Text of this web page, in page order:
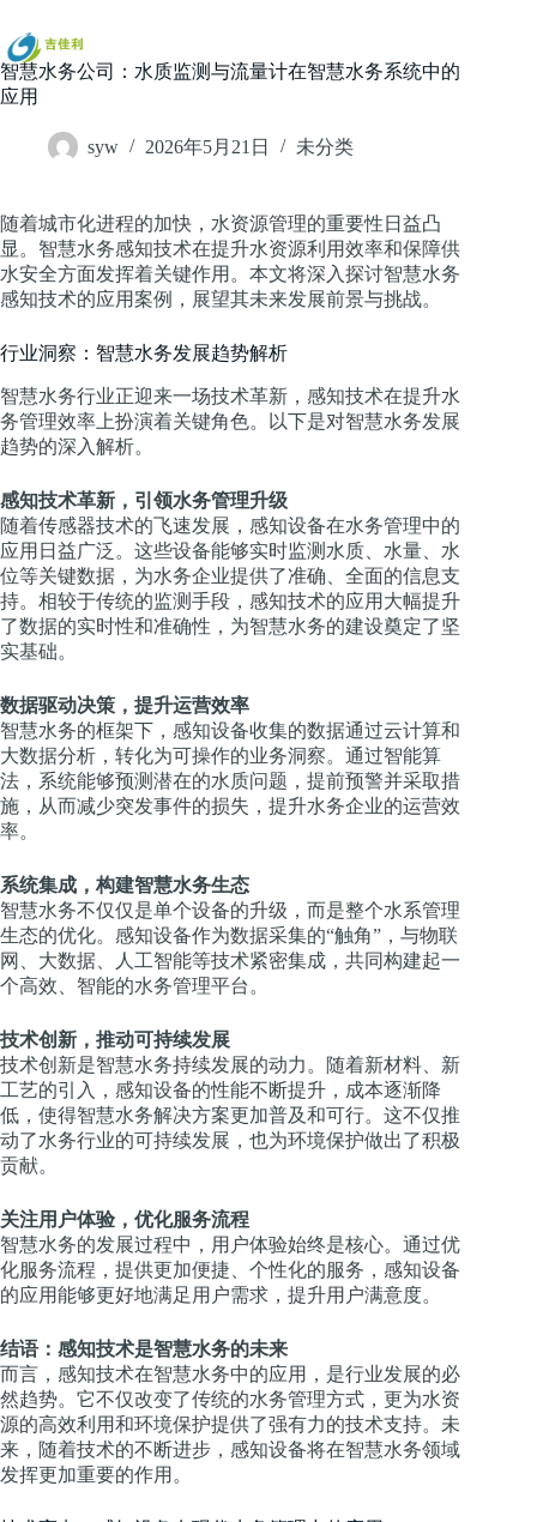
过
内
容
智慧水务公司：水质监测与流量计在智慧水务系统中的
应用
syw 2026年5月21日 未分类
随着城市化进程的加快，水资源管理的重要性日益凸
显。智慧水务感知技术在提升水资源利用效率和保障供
水安全方面发挥着关键作用。本文将深入探讨智慧水务
感知技术的应用案例，展望其未来发展前景与挑战。
行业洞察：智慧水务发展趋势解析
智慧水务行业正迎来一场技术革新，感知技术在提升水
务管理效率上扮演着关键角色。以下是对智慧水务发展
趋势的深入解析。
感知技术革新，引领水务管理升级
随着传感器技术的飞速发展，感知设备在水务管理中的
应用日益广泛。这些设备能够实时监测水质、水量、水
位等关键数据，为水务企业提供了准确、全面的信息支
持。相较于传统的监测手段，感知技术的应用大幅提升
了数据的实时性和准确性，为智慧水务的建设奠定了坚
实基础。
数据驱动决策，提升运营效率
智慧水务的框架下，感知设备收集的数据通过云计算和
大数据分析，转化为可操作的业务洞察。通过智能算
法，系统能够预测潜在的水质问题，提前预警并采取措
施，从而减少突发事件的损失，提升水务企业的运营效
率。
系统集成，构建智慧水务生态
智慧水务不仅仅是单个设备的升级，而是整个水系管理
生态的优化。感知设备作为数据采集的“触角”，与物联
网、大数据、人工智能等技术紧密集成，共同构建起一
个高效、智能的水务管理平台。
技术创新，推动可持续发展
技术创新是智慧水务持续发展的动力。随着新材料、新
工艺的引入，感知设备的性能不断提升，成本逐渐降
低，使得智慧水务解决方案更加普及和可行。这不仅推
动了水务行业的可持续发展，也为环境保护做出了积极
贡献。
关注用户体验，优化服务流程
智慧水务的发展过程中，用户体验始终是核心。通过优
化服务流程，提供更加便捷、个性化的服务，感知设备
的应用能够更好地满足用户需求，提升用户满意度。
结语：感知技术是智慧水务的未来
而言，感知技术在智慧水务中的应用，是行业发展的必
然趋势。它不仅改变了传统的水务管理方式，更为水资
源的高效利用和环境保护提供了强有力的技术支持。未
来，随着技术的不断进步，感知设备将在智慧水务领域
发挥更加重要的作用。